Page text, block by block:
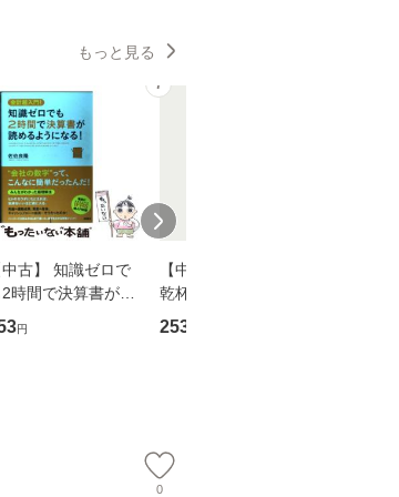
もっと見る
中古】 知識ゼロで
2時間で決算書が読
るようになる！ 会
超入門！ / 佐伯 良
円
7
【中古】 ウインクで
乾杯 (ノン・ポシェッ
ト) / 東野圭吾 / 祥伝
253
0